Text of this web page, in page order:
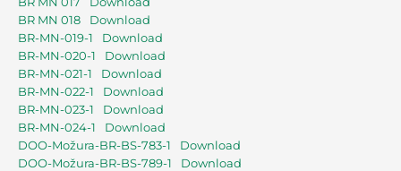
BR MN 018
Download
BR-MN-019-1
Download
BR-MN-020-1
Download
BR-MN-021-1
Download
BR-MN-022-1
Download
BR-MN-023-1
Download
BR-MN-024-1
Download
DOO-Možura-BR-BS-783-1
Download
DOO-Možura-BR-BS-789-1
Download